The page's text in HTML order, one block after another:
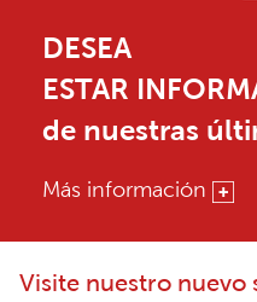
DESEA
ESTAR
de nuestras
Más información
Visite nuestro nuevo